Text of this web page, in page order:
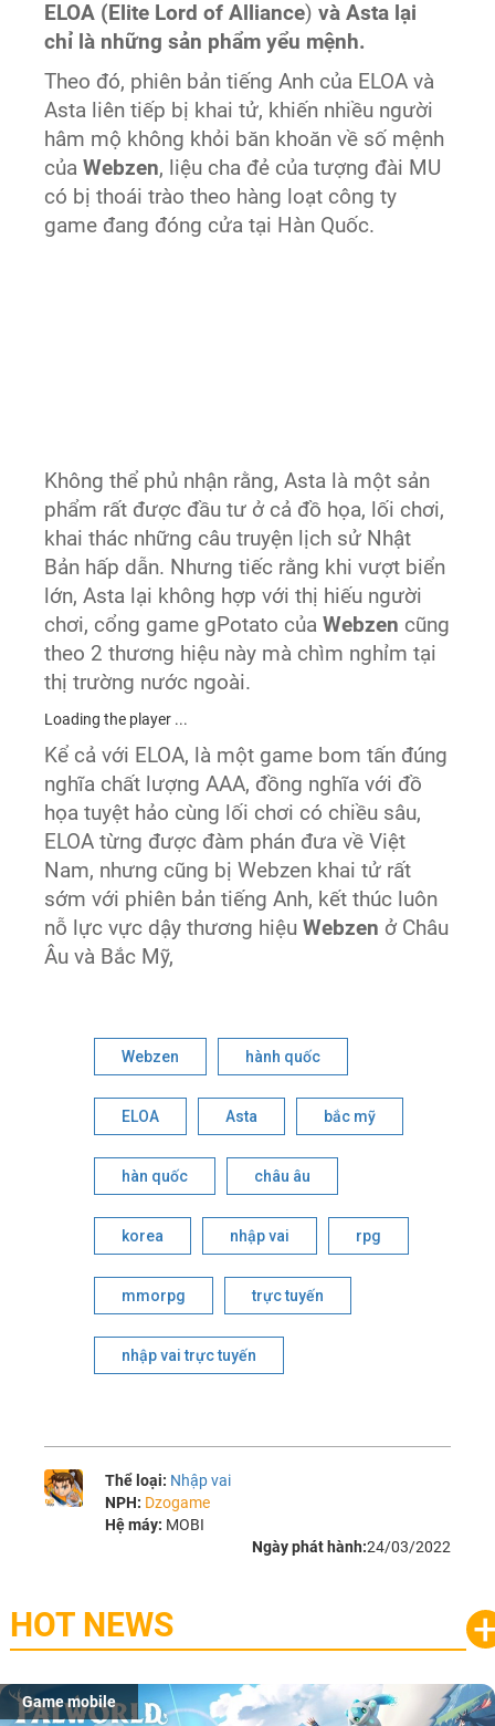
ELOA (Elite Lord of Alliance)và Asta lại
chỉ là những sản phẩm yểu mệnh.
Theo đó, phiên bản tiếng Anh của ELOA và
Asta liên tiếp bị khai tử, khiến nhiều người
hâm mộ không khỏi băn khoăn về số mệnh
củaWebzen, liệu cha đẻ của tượng đài MU
có bị thoái trào theo hàng loạt công ty
game đang đóng cửa tại Hàn Quốc.
Không thể phủ nhận rằng, Asta là một sản
phẩm rất được đầu tư ở cả đồ họa, lối chơi,
khai thác những câu truyện lịch sử Nhật
Bản hấp dẫn. Nhưng tiếc rằng khi vượt biển
lớn, Asta lại không hợp với thị hiếu người
chơi, cổng game gPotato củaWebzen cũng
theo 2 thương hiệu này mà chìm nghỉm tại
thị trường nước ngoài.
Loading the player ...
Kể cả với ELOA, là một game bom tấn đúng
nghĩa chất lượng AAA, đồng nghĩa với đồ
họa tuyệt hảo cùng lối chơi có chiều sâu,
ELOA từng được đàm phán đưa về Việt
Nam, nhưng cũng bị Webzen khai tử rất
sớm với phiên bản tiếng Anh, kết thúc luôn
nỗ lực vực dậy thương hiệuWebzen ở Châu
Âu và Bắc Mỹ,
Webzen hành quốc
ELOA Asta bắc mỹ
hàn quốc châu âu
korea nhập vai rpg
mmorpg trực tuyến
nhập vai trực tuyến
Thể loại: Nhập vai
NPH: Dzogame
Hệ máy: MOBI
Ngày phát hành:24/03/2022
HOT NEWS
Game mobile